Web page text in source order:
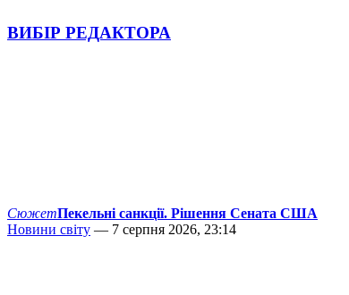
ВИБІР РЕДАКТОРА
СюжетПекельні санкції. Рішення Сената США
Новини світу — 7 серпня 2026, 23:14